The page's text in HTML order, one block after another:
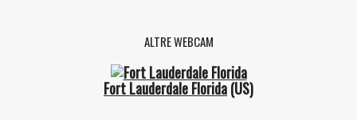
ALTRE WEBCAM
Fort Lauderdale Florida(US)